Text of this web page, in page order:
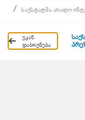
საქსტატმა ახალი
უკან
დაბრუნება